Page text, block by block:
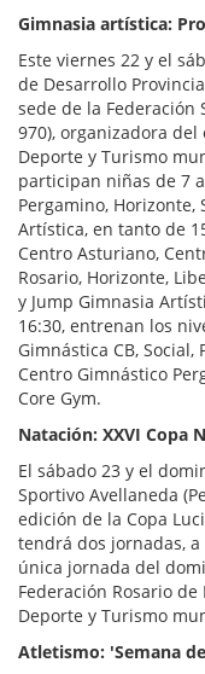
Gimnasia artística:
Este viernes 22 y el
de Desarrollo
sede de la Federación
970), organizadora
Deporte y Turismo
participan niñas de 7
Pergamino, Horizonte,
Artística, en tanto de
Centro Asturiano,
Rosario, Horizonte,
y Jump Gimnasia
16:30, entrenan los
Gimnástica CB,
Centro Gimnástico
Core Gym.
Natación: XXVI Copa
El sábado 23 y el
Sportivo Avellaneda
edición de la Copa
tendrá dos jornadas,
única jornada del
Federación Rosario
Deporte y Turismo
Atletismo: 'Semana